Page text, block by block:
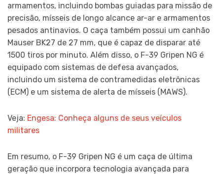
armamentos, incluindo bombas guiadas para missão de
precisão, mísseis de longo alcance ar-ar e armamentos
pesados antinavios. O caça também possui um canhão
Mauser BK27 de 27 mm, que é capaz de disparar até
1500 tiros por minuto. Além disso, o F-39 Gripen NG é
equipado com sistemas de defesa avançados,
incluindo um sistema de contramedidas eletrônicas
(ECM) e um sistema de alerta de mísseis (MAWS).
Veja: Engesa: Conheça alguns de seus veículos
militares
Em resumo, o F-39 Gripen NG é um caça de última
geração que incorpora tecnologia avançada para